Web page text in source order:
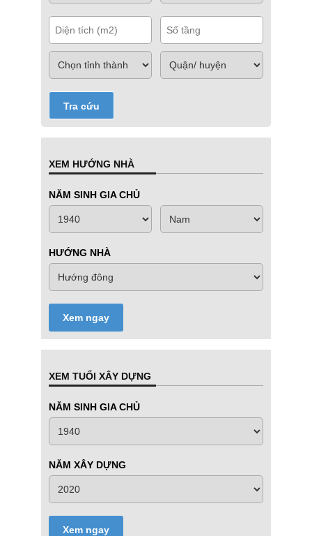
Tra cứu
XEM HƯỚNG NHÀ
NĂM SINH GIA CHỦ
HƯỚNG NHÀ
Xem ngay
XEM TUỔI XÂY DỰNG
NĂM SINH GIA CHỦ
NĂM XÂY DỰNG
Xem ngay